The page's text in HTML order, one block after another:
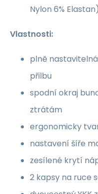
Nylon 6% Elastan)
Vlastnosti:
plně
přilbu
spodní okraj
ztrátám
ergonomicky
nastavení šíře
zesílené krytí
2 kapsy na ruce